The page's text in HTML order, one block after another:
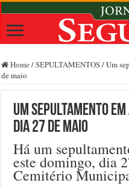
Home /SEPULTAMENTOS/Um
de maio
Um sepultamento
dia 27 de maio
Há um
este domingo, dia
Cemitério